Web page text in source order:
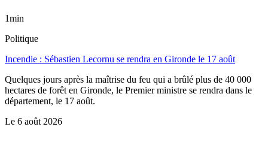
1min
Politique
Incendie : Sébastien Lecornu se rendra en Gironde le 17 août
Quelques jours après la maîtrise du feu qui a brûlé plus de 40 000
hectares de forêt en Gironde, le Premier ministre se rendra dans le
département, le 17 août.
Le 6 août 2026